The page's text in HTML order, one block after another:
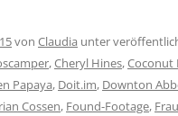
von Claudia unter
,Cheryl Hines,Coconut
Papaya, Doit.im, Downton
Cossen, Found-Footage,